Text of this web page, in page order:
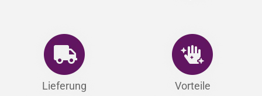
Lieferung Vorteile